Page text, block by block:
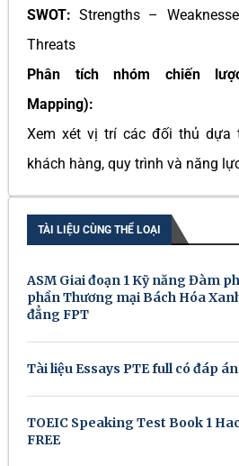
SWOT: Strengths –
Threats
Phân tích nhóm chiến
Mapping):
Xem xét vị trí các đối thủ dựa
khách hàng, quy trình và năng
TÀI LIỆU CÙNG THỂ LOẠI
ASM Giai đoạn 1 Kỹ năng Đàm
phần Thương mại Bách Hóa
đẳng FPT
Tài liệu Essays PTE full có đáp án
TOEIC Speaking Test Book 1
FREE